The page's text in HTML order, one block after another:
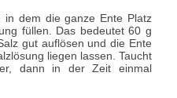
dem die ganze Ente Platz
füllen. Das bedeutet 60 g
gut auflösen und die Ente
liegen lassen. Taucht
dann in der Zeit einmal